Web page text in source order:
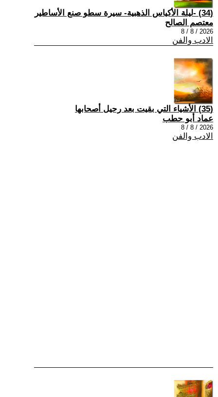
(34) -ليلة الأكياس الذهبية- سيرة سطو صنع الأساطير
معتصم الصالح
2026 / 8 / 8
الادب والفن
(35) الأشياء التي بقيت بعد رحيل أصحابها
عماد أبو حطب
2026 / 8 / 8
الادب والفن